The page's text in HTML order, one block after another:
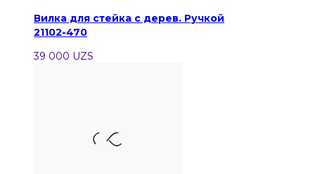
Вилка для стейка с дерев. Ручкой
21102-470
39 000 UZS